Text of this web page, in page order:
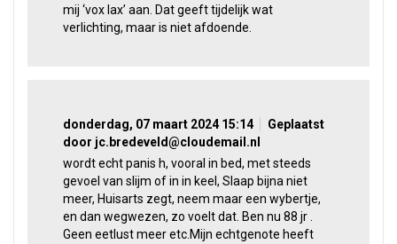
mij ‘vox lax’ aan. Dat geeft tijdelijk wat
verlichting, maar is niet afdoende.
donderdag, 07 maart 2024 15:14
Geplaatst
door jc.bredeveld@cloudemail.nl
wordt echt panis h, vooral in bed, met steeds
gevoel van slijm of in in keel, Slaap bijna niet
meer, Huisarts zegt, neem maar een wybertje,
en dan wegwezen, zo voelt dat. Ben nu 88 jr .
Geen eetlust meer etc.Mijn echtgenote heeft